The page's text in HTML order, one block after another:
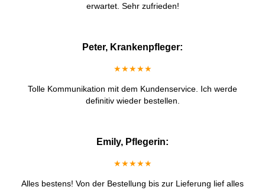
erwartet. Sehr zufrieden!
Peter, Krankenpfleger:
★★★★★
Tolle Kommunikation mit dem Kundenservice. Ich werde
definitiv wieder bestellen.
Emily, Pflegerin:
★★★★★
Alles bestens! Von der Bestellung bis zur Lieferung lief alles